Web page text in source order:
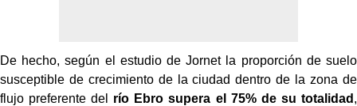
De hecho, según el estudio de Jornet la proporción de suelo
susceptible de crecimiento de la ciudad dentro de la zona de
flujo preferente del
río Ebro supera el 75% de su totalidad ,